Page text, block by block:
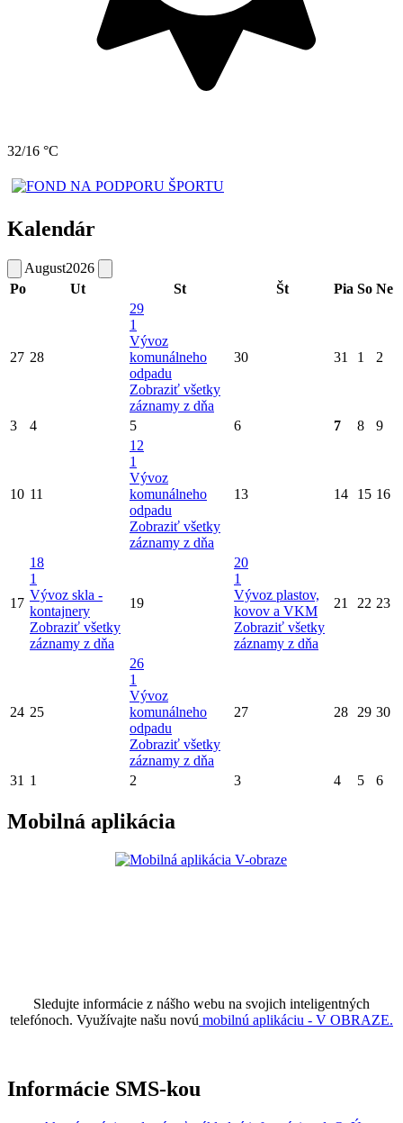
32/16 °C
Kalendár
August2026
Po
Ut St Št Pia So Ne
27 28
29
1
Vývoz
komunálneho
odpadu
Zobraziť všetky
záznamy z dňa
30 31 1 2
3 4 5 6 7 8 9
10 11
12
1
Vývoz
komunálneho
odpadu
Zobraziť všetky
záznamy z dňa
13 14 15 16
17
18
1
Vývoz skla -
kontajnery
Zobraziť všetky
záznamy z dňa
19
20
1
Vývoz plastov,
kovov a VKM
Zobraziť všetky
záznamy z dňa
21 22 23
24 25
26
1
Vývoz
komunálneho
odpadu
Zobraziť všetky
záznamy z dňa
27 28 29 30
31 1 2 3 4 5 6
Mobilná aplikácia
Sledujte informácie z nášho webu na svojich inteligentných
telefónoch. Využívajte našu novú mobilnú aplikáciu - V OBRAZE.
Informácie SMS-kou